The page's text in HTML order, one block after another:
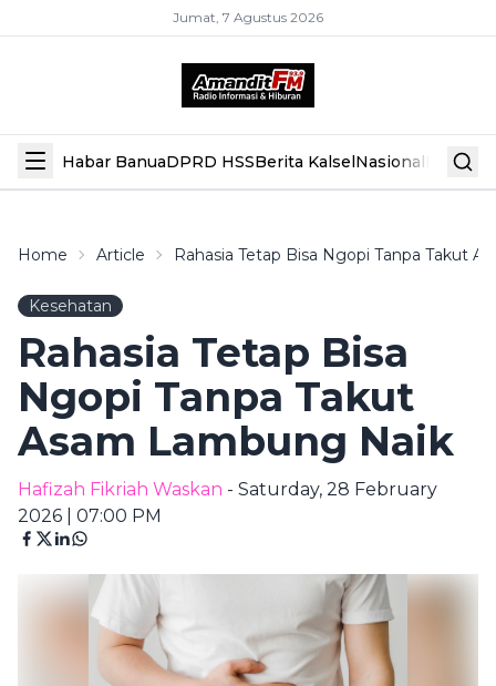
Jumat, 7 Agustus 2026
Habar BanuaDPRD HSSBerita KalselNasional Hiburan
Home Article Rahasia Tetap Bisa Ngopi Tanpa Takut
Kesehatan
Rahasia Tetap Bisa
Ngopi Tanpa Takut
Asam Lambung Naik
Hafizah Fikriah Waskan - Saturday, 28 February
2026 | 07:00 PM